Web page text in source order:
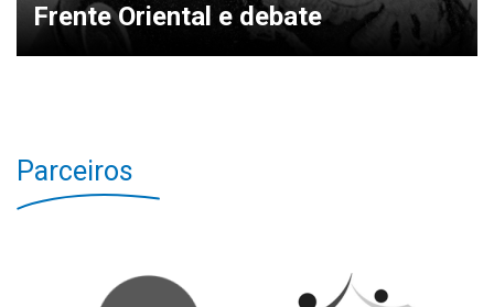
Frente Oriental e debate
Parceiros